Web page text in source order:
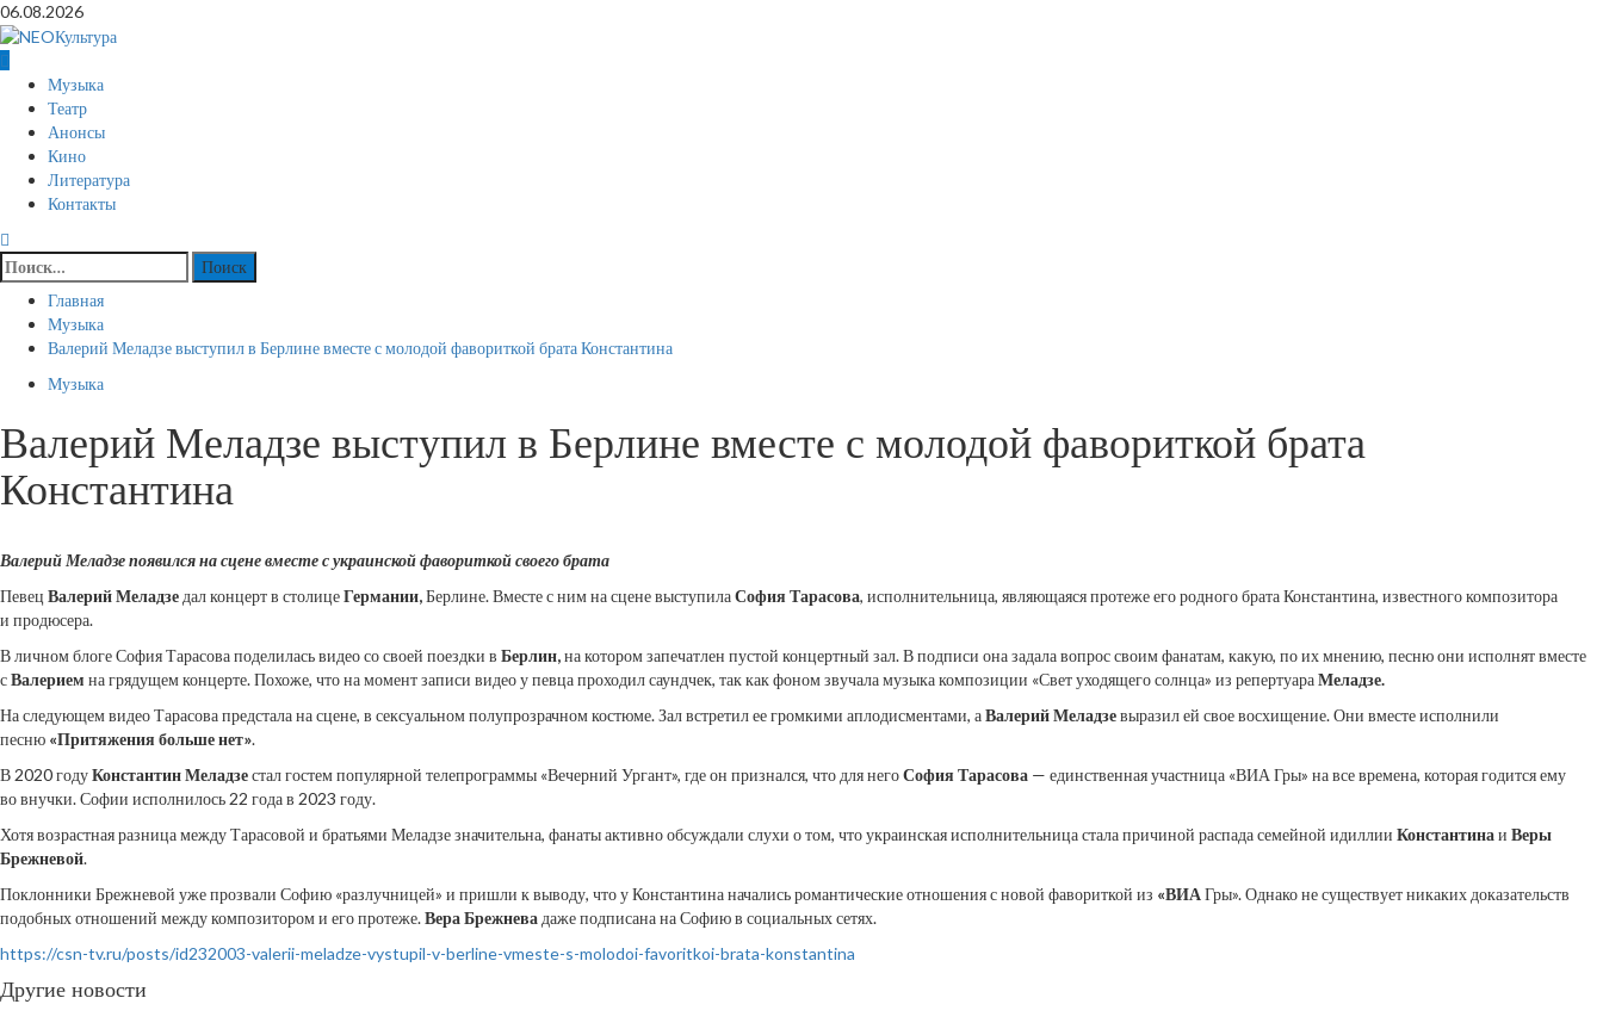
Перейти
к
содержимому
06.08.2026
Основное
меню
Музыка
Театр
Анонсы
Кино
Литература
Контакты
Найти:
Главная
Музыка
Валерий Меладзе выступил в Берлине вместе с молодой фавориткой брата Константина
Музыка
Валерий Меладзе выступил в Берлине вместе с молодой фавориткой брата
Константина
Валерий Меладзе появился на сцене вместе с украинской фавориткой своего брата
Певец Валерий Меладзедал концерт в столицеГермании,Берлине. Вместе с ним на сцене выступилаСофия Тарасова, исполнительница, являющаяся протеже его родного брата Константина, известного композитора
и продюсера.
В личном блоге София Тарасова поделилась видео со своей поездки в Берлин,на котором запечатлен пустой концертный зал. В подписи она задала вопрос своим фанатам, какую, по их мнению, песню они исполнят вместе
сВалерием на грядущем концерте. Похоже, что на момент записи видео у певца проходил саундчек, так как фоном звучала музыка композиции «Свет уходящего солнца» из репертуараМеладзе.
На следующем видео Тарасова предстала на сцене, в сексуальном полупрозрачном костюме. Зал встретил ее громкими аплодисментами, аВалерий Меладзевыразил ей свое восхищение. Они вместе исполнили
песню «Притяжения больше нет».
В 2020 годуКонстантин Меладзестал гостем популярной телепрограммы «Вечерний Ургант», где он признался, что для негоСофия Тарасова — единственная участница «ВИА Гры» на все времена, которая годится ему
во внучки. Софии исполнилось 22 года в 2023 году.
Хотя возрастная разница между Тарасовой и братьями Меладзе значительна, фанаты активно обсуждали слухи о том, что украинская исполнительница стала причиной распада семейной идиллии Константинаи Веры
Брежневой.
Поклонники Брежневой уже прозвали Софию «разлучницей» и пришли к выводу, что у Константина начались романтические отношения с новой фавориткой из «ВИАГры». Однако не существует никаких доказательств
подобных отношений между композитором и его протеже.Вера Брежневадаже подписана на Софию в социальных сетях.
https://csn-tv.ru/posts/id232003-valerii-meladze-vystupil-v-berline-vmeste-s-molodoi-favoritkoi-brata-konstantina
Другие новости